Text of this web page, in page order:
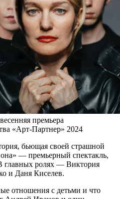
премьера
«Арт-Партнер» 2024
бьющая своей страшной
— премьерный спектакль,
главных ролях — Виктория
и Даня Киселев.
отношения с детьми и что